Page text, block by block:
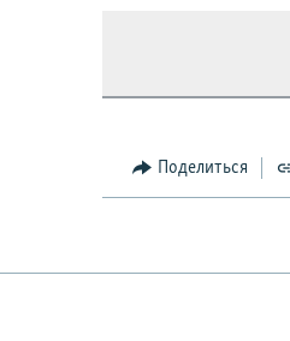
Поделиться